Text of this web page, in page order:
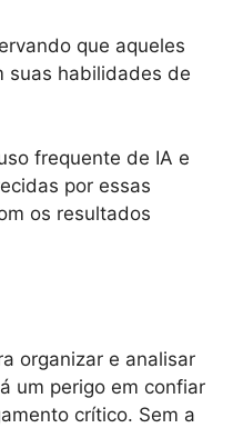
que aqueles
suas habilidades de
frequente de IA e
por essas
os resultados
organizar e analisar
um perigo em confiar
crítico. Sem a